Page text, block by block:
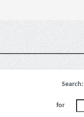
Search:
for